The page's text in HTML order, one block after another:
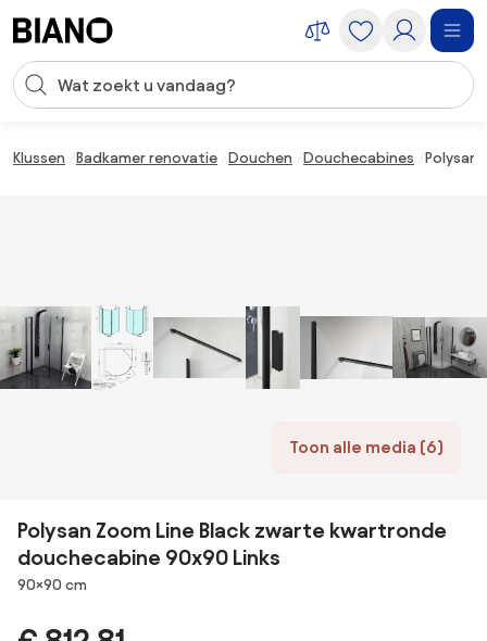
Zoekopdracht invoeren
Klussen Badkamer renovatie Douchen Douchecabines Polysan
Toon alle media (6)
Polysan Zoom Line Black zwarte kwartronde
douchecabine 90x90 Links
Afmetingen
90×90 cm